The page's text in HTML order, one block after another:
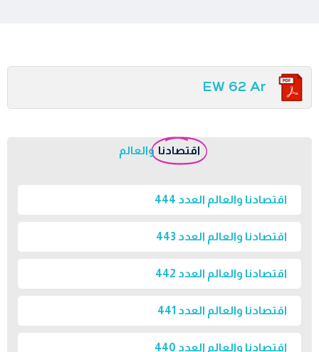
EW 62 Ar
اقتصادنا والعالم
اقتصادنا والعالم العدد 444
اقتصادنا والعالم العدد 443
اقتصادنا والعالم العدد 442
اقتصادنا والعالم العدد 441
اقتصادنا والعالم العدد 440